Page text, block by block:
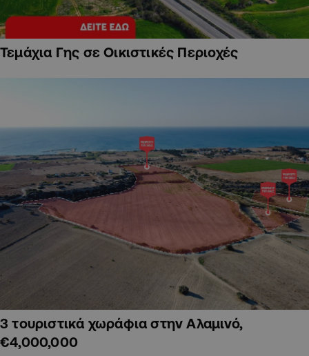
Τεμάχια Γης σε Οικιστικές Περιοχές
3 τουριστικά χωράφια στην Αλαμινό,
€4,000,000